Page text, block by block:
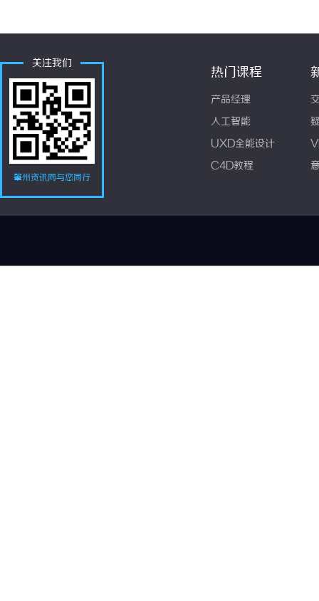
关注我们
肇州资讯网与您同行
热门课程
产品经理
人工智能
UXD全能设计
C4D教程